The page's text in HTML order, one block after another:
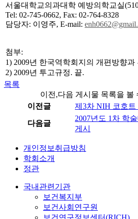
서울대학교의과대학 예방의학교실
Tel: 02-745-0662, Fax: 02-764-8328
담당자: 이영주, E-mail:
첨부:
1) 2009년 한국역학회지의 개편방향과
2) 2009년 투고규정. 끝.
목록
이전,다음 게시물 목록을 볼
이전글
제3차 NIH 코호트
다음글
2007년도 1차 학
게시
개인정보취급방침
학회소개
정관
국내관련기관
보건복지부
보건사회연구원
보건연구정보센터(RICH)